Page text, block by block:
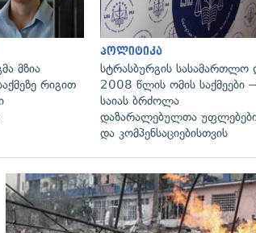
მზია
რიგით
პოლიტიკა
სტრასბურგის სასამართლო
2008 წლის ომის საქმეები
საიას ბრძოლა
დაზარალებულთა
და კომპენსაციებისთვის
გადახედვა